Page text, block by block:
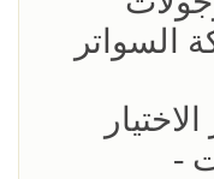
السواتر
-